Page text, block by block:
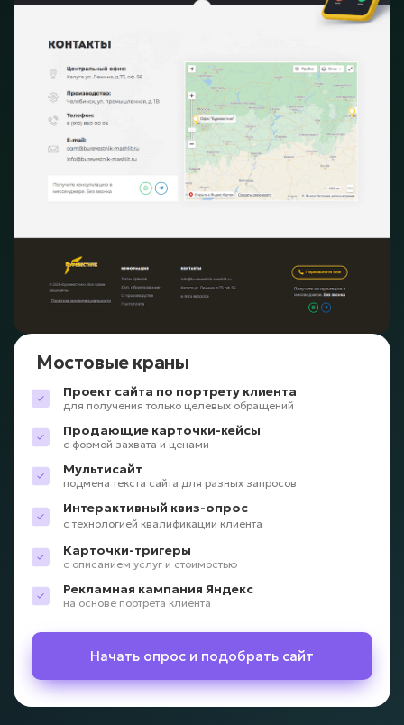
Мостовые краны
Проект сайта по портрету клиента
для получения только целевых обращений
Продающие карточки-кейсы
с формой захвата и ценами
Мультисайт
подмена текста сайта для разных запросов
Интерактивный квиз-опрос
с технологией квалификации клиента
Карточки-тригеры
с описанием услуг и стоимостью
Рекламная кампания Яндекс
на основе портрета клиента
Начать опрос и подобрать сайт